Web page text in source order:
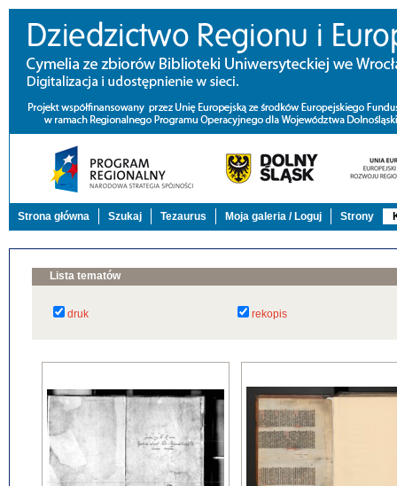
Strona główna Szukaj Tezaurus Moja galeria / Loguj Strony
Lista tematów
druk rekopis